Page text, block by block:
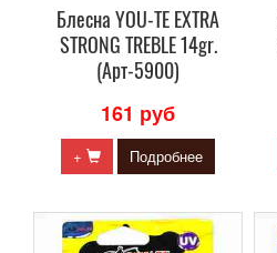
Блесна YOU-TE EXTRA
STRONG TREBLE 14gr.
(Арт-5900)
161 руб
+ Подробнее